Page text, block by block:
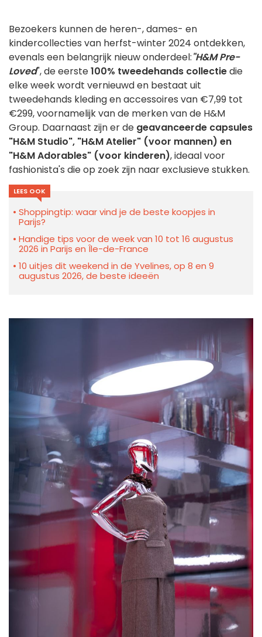
Bezoekers kunnen de heren-, dames- en
kindercollecties van herfst-winter 2024 ontdekken,
evenals een belangrijk nieuw onderdeel:"H&M Pre-
Loved", de eerste100% tweedehands collectiedie
elke week wordt vernieuwd en bestaat uit
tweedehands kleding en accessoires van €7,99 tot
€299, voornamelijk van de merken van de H&M
Group. Daarnaast zijn er de geavanceerde capsules
"H&M Studio", "H&M Atelier" (voor mannen) en
"H&M Adorables" (voor kinderen), ideaal voor
fashionista's die op zoek zijn naar exclusieve stukken.
LEES OOK
Shoppingtip: waar vind je de beste koopjes in
Parijs?
Handige tips voor de week van 10 tot 16 augustus
2026 in Parijs en Île-de-France
10 uitjes dit weekend in de Yvelines, op 8 en 9
augustus 2026, de beste ideeën